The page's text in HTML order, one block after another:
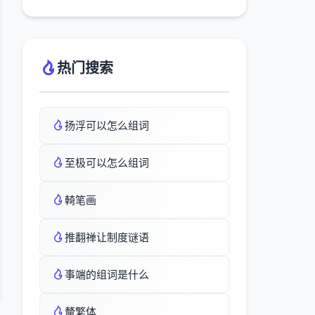
热门搜索
扬浮可以怎么组词
至极可以怎么组词
輢笔画
推翻禅让制度谜语
事端的组词是什么
釐繁体